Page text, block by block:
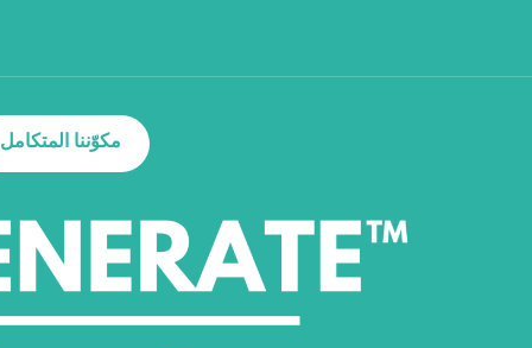
مكوّننا المتكامل